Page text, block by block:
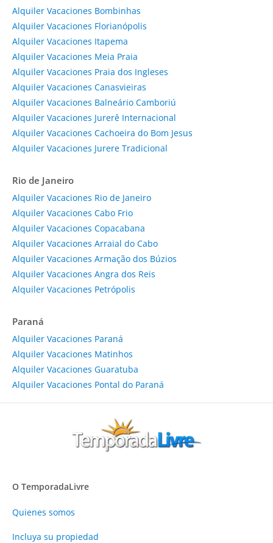
Alquiler Vacaciones Bombinhas
Alquiler Vacaciones Florianópolis
Alquiler Vacaciones Itapema
Alquiler Vacaciones Meia Praia
Alquiler Vacaciones Praia dos Ingleses
Alquiler Vacaciones Canasvieiras
Alquiler Vacaciones Balneário Camboriú
Alquiler Vacaciones Jurerê Internacional
Alquiler Vacaciones Cachoeira do Bom Jesus
Alquiler Vacaciones Jurere Tradicional
Rio de Janeiro
Alquiler Vacaciones Rio de Janeiro
Alquiler Vacaciones Cabo Frio
Alquiler Vacaciones Copacabana
Alquiler Vacaciones Arraial do Cabo
Alquiler Vacaciones Armação dos Búzios
Alquiler Vacaciones Angra dos Reis
Alquiler Vacaciones Petrópolis
Paraná
Alquiler Vacaciones Paraná
Alquiler Vacaciones Matinhos
Alquiler Vacaciones Guaratuba
Alquiler Vacaciones Pontal do Paraná
O TemporadaLivre
Quienes somos
Incluya su propiedad